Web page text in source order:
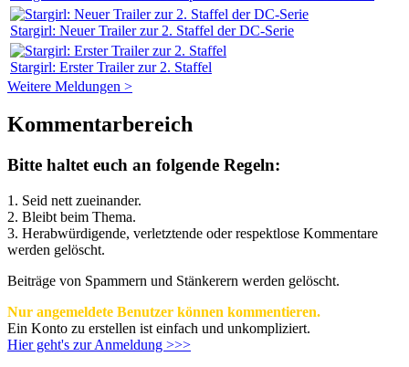
Stargirl: Neuer Trailer zur 2. Staffel der DC-Serie
Stargirl: Erster Trailer zur 2. Staffel
Weitere Meldungen >
Kommentarbereich
Bitte haltet euch an folgende Regeln:
1. Seid nett zueinander.
2. Bleibt beim Thema.
3. Herabwürdigende, verletztende oder respektlose Kommentare
werden gelöscht.
Beiträge von Spammern und Stänkerern werden gelöscht.
Nur angemeldete Benutzer können kommentieren.
Ein Konto zu erstellen ist einfach und unkompliziert.
Hier geht's zur Anmeldung >>>